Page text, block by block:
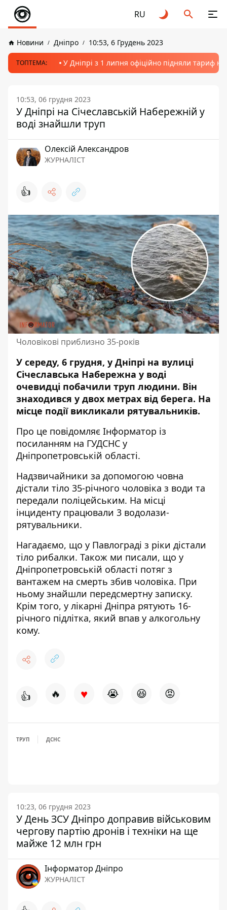
RU
Новини Дніпро 10:53, 6 Грудень 2023
ТОПТЕМА: У Дніпрі з 1 липня офіційно підняли тариф
10:53, 06 грудня 2023
У Дніпрі на Січеславській Набережній у
воді знайшли труп
Олексій Александров
ЖУРНАЛІСТ
👍
Чоловікові приблизно 35-років
У середу, 6 грудня, у Дніпрі на вулиці
Січеславська Набережна у воді
очевидці побачили труп людини. Він
знаходився у двох метрах від берега. На
місце події викликали рятувальників.
Про це повідомляє Інформатор із
посиланням на ГУДСНС у
Дніпропетровській області.
Надзвичайники за допомогою човна
дістали тіло 35-річного чоловіка з води та
передали поліцейським. На місці
інциденту працювали 3 водолази-
рятувальники.
Нагадаємо, що у Павлограді з ріки дістали
тіло рибалки. Також ми писали, що у
Дніпропетровській області потяг з
вантажем на смерть збив чоловіка. При
ньому знайшли передсмертну записку.
Крім того, у лікарні Дніпра рятують 16-
річного підлітка, який впав у алкогольну
кому.
👍 🔥 ♥ 😭 😆 😡
ТРУП ДСНС
10:23, 06 грудня 2023
У День ЗСУ Дніпро доправив військовим
чергову партію дронів і техніки на ще
майже 12 млн грн
Інформатор Дніпро
ЖУРНАЛІСТ